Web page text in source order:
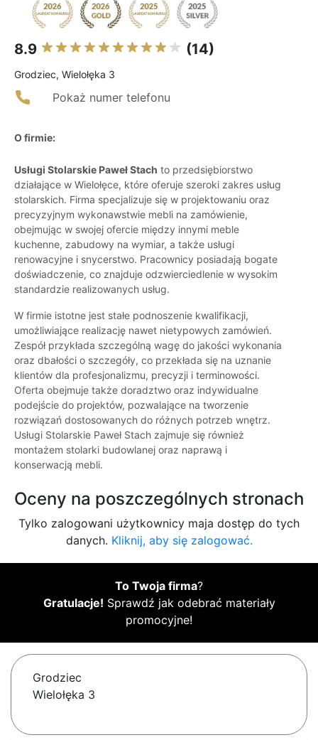
8.9 (14)
Grodziec, Wielołęka 3
Pokaż numer telefonu
O firmie:
Usługi Stolarskie Paweł Stach to przedsiębiorstwo
działające w Wielołęce, które oferuje szeroki zakres usług
stolarskich. Firma specjalizuje się w projektowaniu oraz
precyzyjnym wykonawstwie mebli na zamówienie,
obejmując w swojej ofercie między innymi meble
kuchenne, zabudowy na wymiar, a także usługi
renowacyjne i snycerstwo. Pracownicy posiadają bogate
doświadczenie, co znajduje odzwierciedlenie w wysokim
standardzie realizowanych usług.
W firmie istotne jest stałe podnoszenie kwalifikacji,
umożliwiające realizację nawet nietypowych zamówień.
Zespół przykłada szczególną wagę do jakości wykonania
oraz dbałości o szczegóły, co przekłada się na uznanie
klientów dla profesjonalizmu, precyzji i terminowości.
Oferta obejmuje także doradztwo oraz indywidualne
podejście do projektów, pozwalające na tworzenie
rozwiązań dostosowanych do różnych potrzeb wnętrz.
Usługi Stolarskie Paweł Stach zajmuje się również
montażem stolarki budowlanej oraz naprawą i
konserwacją mebli.
Oceny na poszczególnych stronach
Tylko zalogowani użytkownicy maja dostęp do tych
danych. Kliknij, aby się zalogować.
To Twoja firma?
Gratulacje! Sprawdź jak odebrać materiały
promocyjne!
Grodziec
Wielołęka 3